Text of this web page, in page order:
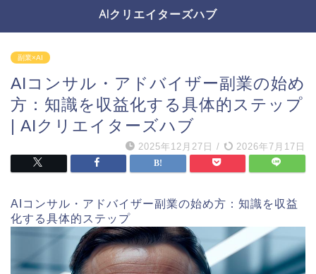
AIクリエイターズハブ
副業×AI
AIコンサル・アドバイザー副業の始め
方：知識を収益化する具体的ステップ
| AIクリエイターズハブ
2025年12月27日 / 2026年7月17日
AIコンサル・アドバイザー副業の始め方：知識を収益
化する具体的ステップ